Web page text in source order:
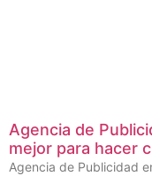
Agencia de
mejor para hacer
Agencia de Publicidad